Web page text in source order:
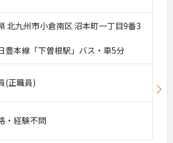
北九州市小倉南区 沼本町一丁目9番3
豊本線「下曽根駅」バス・車5分
(正職員)
・経験不問